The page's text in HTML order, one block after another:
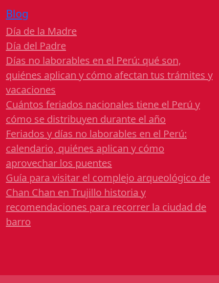
Blog
Día de la Madre
Día del Padre
Días no laborables en el Perú: qué son,
quiénes aplican y cómo afectan tus trámites y
vacaciones
Cuántos feriados nacionales tiene el Perú y
cómo se distribuyen durante el año
Feriados y días no laborables en el Perú:
calendario, quiénes aplican y cómo
aprovechar los puentes
Guía para visitar el complejo arqueológico de
Chan Chan en Trujillo historia y
recomendaciones para recorrer la ciudad de
barro